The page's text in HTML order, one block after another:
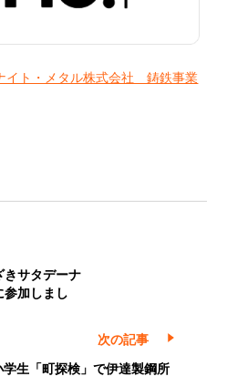
イト・メタル株式会社 鋳鉄事業
きサタデーナ
参加しまし
次の記事
学生「町探検」で伊達製鋼所